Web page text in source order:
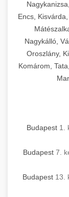
Encs,
Nagykálló,
Oroszlány,
Komárom,
Budapest 1.
Budapest 7.
Budapest 13.